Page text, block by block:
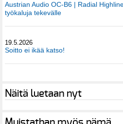
Austrian Audio OC-B6 | Radial
työkaluja tekevälle
19.5.2026
Soitto ei ikää katso!
Näitä luetaan nyt